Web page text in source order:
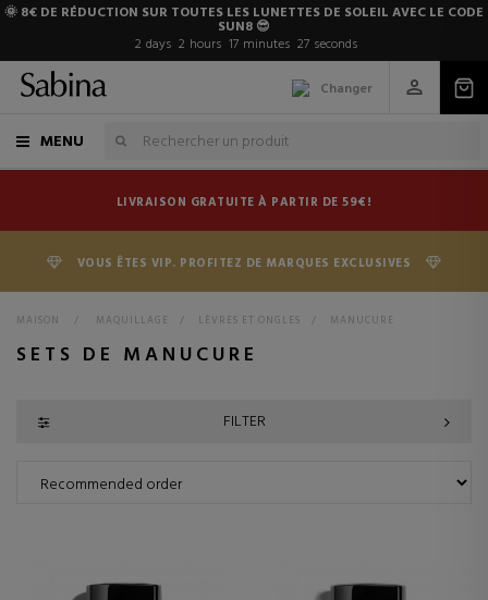
🌞 8€ DE RÉDUCTION SUR TOUTES LES LUNETTES DE SOLEIL AVEC LE CODE
SUN8 😎
2 days 2 hours 17 minutes 26 seconds
Changer
MENU
LIVRAISON GRATUITE À PARTIR DE 59€!
VOUS ÊTES VIP. PROFITEZ DE MARQUES EXCLUSIVES
MAISON > MAQUILLAGE > LÈVRES ET ONGLES > MANUCURE
SETS DE MANUCURE
FILTER